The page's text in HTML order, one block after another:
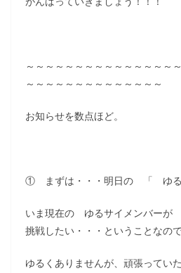
～～～～～～～～～～～～～～～
～～～～～～～～～～～～～～
お知らせを数点ほど。
① まずは・・・明日の 「 ゆ
いま現在の ゆるサイメンバー
挑戦したい・・・ということなの
ゆるくありませんが、頑張ってい